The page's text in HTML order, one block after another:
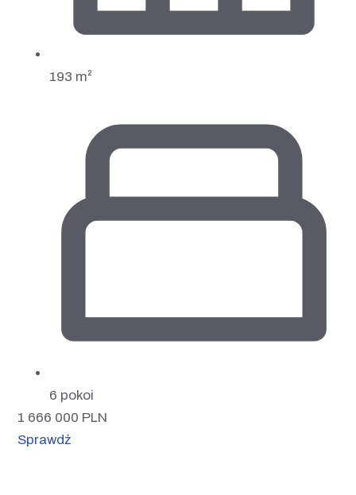
193 m²
6 pokoi
1 666 000 PLN
Sprawdź